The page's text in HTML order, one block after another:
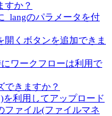
すか？
_langのパラメータを付
開くボタンを追加できま
ワークフローは利用で
できますか？
を利用してアップロード
ファイル(ファイルマネ